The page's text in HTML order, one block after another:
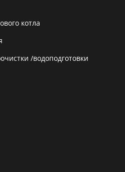
котла
/водоподготовки